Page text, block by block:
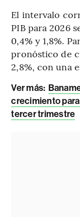
El intervalo
PIB para 2026
0,4% y 1,8%.
pronóstico de
2,8%, con una
Ver más:
crecimiento
tercer trimestre